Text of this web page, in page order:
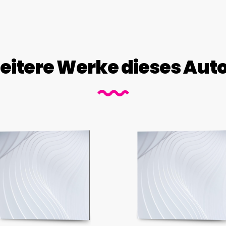
Werke dieses